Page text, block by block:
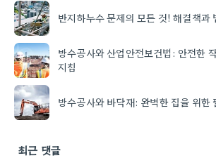
반지하누수 문제의 모든 것! 해결책과
방수공사와 산업안전보건법: 안전한
지침
방수공사와 바닥재: 완벽한 집을 위한
최근 댓글